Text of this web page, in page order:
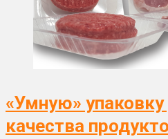
«Умную»
качества